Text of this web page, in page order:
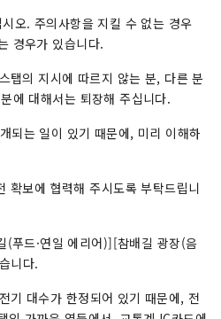
오. 주의사항을 지킬 수 없는 경우
경우가 있습니다.
탭의 지시에 따르지 않는 분, 다른 분
에 대해서는 퇴장해 주십니다.
되는 일이 있기 때문에, 미리 이해하
확보에 협력해 주시도록 부탁드립니
(푸드·연일 에리어)][참배길 광장(음
니다.
기 대수가 한정되어 있기 때문에, 전